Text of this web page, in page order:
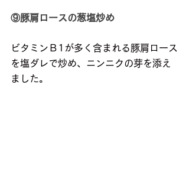
⑨豚肩ロースの葱塩炒め
ビタミンＢ1が多く含まれる豚肩ロース
を塩ダレで炒め、ニンニクの芽を添え
ました。